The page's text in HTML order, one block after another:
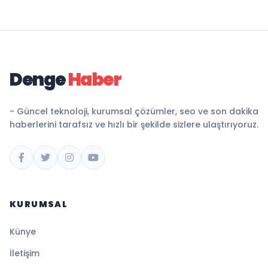
DengeHaber
- Güncel teknoloji, kurumsal çözümler, seo ve son dakika
haberlerini tarafsız ve hızlı bir şekilde sizlere ulaştırıyoruz.
KURUMSAL
Künye
İletişim